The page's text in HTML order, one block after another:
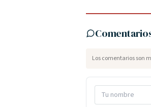
Los comentarios son